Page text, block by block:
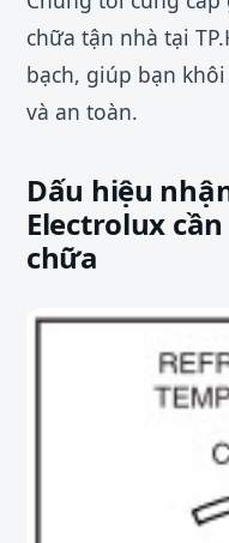
chữa tận nhà tại
bạch, giúp bạn
và an toàn.
Dấu hiệu
Electrolux
chữa